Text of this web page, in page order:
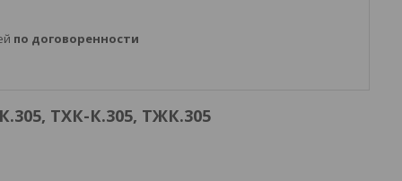
по договоренности
ТХК-К.305, ТЖК.305